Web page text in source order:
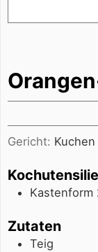
Gericht: Kuchen
Kastenform
Zutaten
Teig